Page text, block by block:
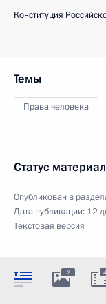
Конституция
Темы
Права человека
Статус
Опубликован в
Дата публикации: 12
Текстовая версия
2